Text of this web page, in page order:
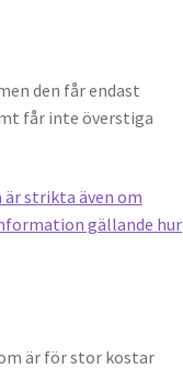
den får endast
får inte överstiga
strikta även om
gällande hur
är för stor kostar